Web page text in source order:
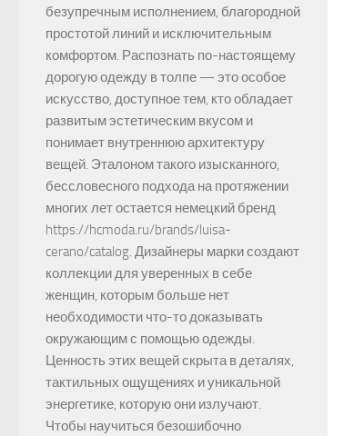
безупречным исполнением, благородной
простотой линий и исключительным
комфортом. Распознать по-настоящему
дорогую одежду в толпе — это особое
искусство, доступное тем, кто обладает
развитым эстетическим вкусом и
понимает внутреннюю архитектуру
вещей. Эталоном такого изысканного,
бессловесного подхода на протяжении
многих лет остается немецкий бренд
https://hcmoda.ru/brands/luisa-
cerano/catalog. Дизайнеры марки создают
коллекции для уверенных в себе
женщин, которым больше нет
необходимости что-то доказывать
окружающим с помощью одежды.
Ценность этих вещей скрыта в деталях,
тактильных ощущениях и уникальной
энергетике, которую они излучают.
Чтобы научиться безошибочно